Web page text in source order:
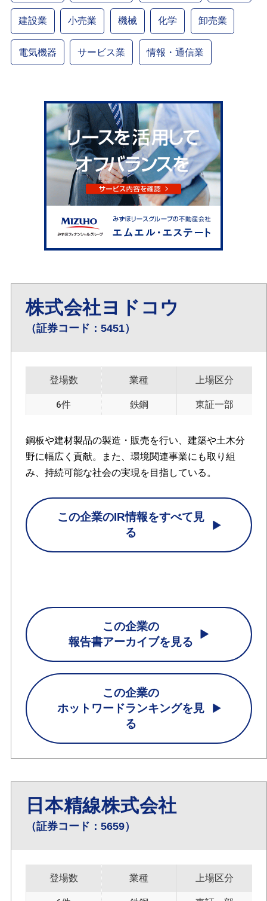
建設業 小売業 機械 化学 卸売業
電気機器 サービス業 情報・通信業
株式会社ヨドコウ
（証券コード：5451）
登場数
6件
業種
鉄鋼
上場区分
東証一部
鋼板や建材製品の製造・販売を行い、建築や土木分
野に幅広く貢献。また、環境関連事業にも取り組
み、持続可能な社会の実現を目指している。
この企業のIR情報をすべて見
る
この企業の
報告書アーカイブを見る
この企業の
ホットワードランキングを見
る
日本精線株式会社
（証券コード：5659）
登場数 業種 上場区分